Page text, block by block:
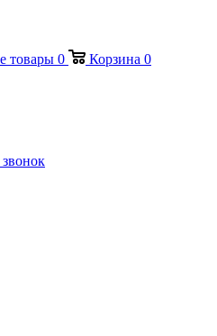
товары 0 Корзина 0